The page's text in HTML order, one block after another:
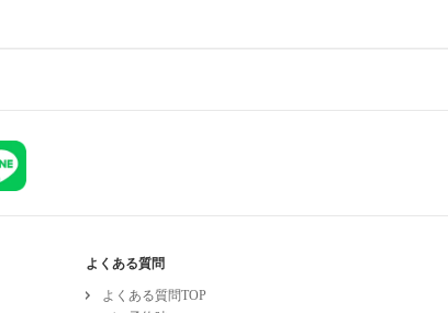
よくある質問
よくある質問TOP